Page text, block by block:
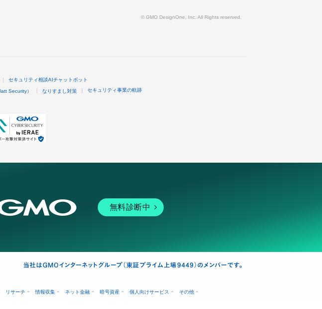
© GMO DesignOne, Inc. All Rights reserved.
セキュリティ相談AIチャットボット
Security） なりすまし対策 セキュリティ事業の軌跡
無料診断中
リサーチ 情報収集 ネット金融 暗号資産 個人向けサービス その他